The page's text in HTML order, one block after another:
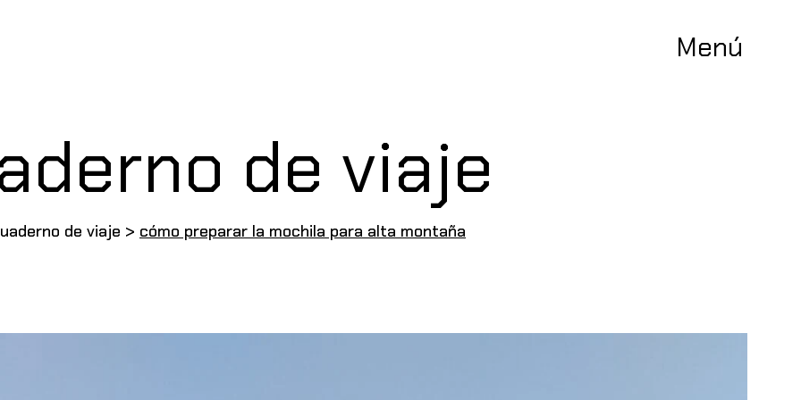
Menú
de viaje
de viaje > cómo preparar la mochila para alta montaña